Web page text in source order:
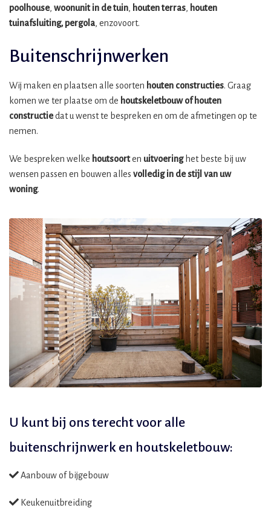
poolhouse, woonunit in de tuin, houten terras, houten
tuinafsluiting, pergola, enzovoort.
Buitenschrijnwerken
Wij maken en plaatsen alle soorten houten constructies. Graag
komen we ter plaatse om de houtskeletbouw of houten
constructiedat u wenst te bespreken en om de afmetingen op te
nemen.
We bespreken welke houtsoorten uitvoeringhet beste bij uw
wensen passen en bouwen alles volledig in de stijl van uw
woning.
U kunt bij ons terecht voor alle
buitenschrijnwerk en houtskeletbouw:
Aanbouw of bijgebouw
Keukenuitbreiding